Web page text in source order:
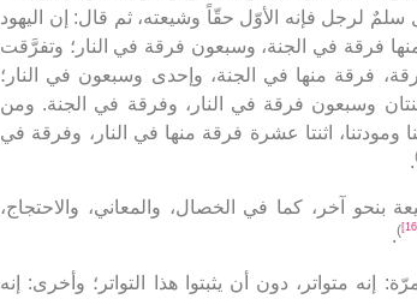
لرجل فإنه الأوّل حقّاً وشيعته، ثم قال: إن اليهود
فرقة في الجنة، وسبعون فرقة في النار؛ وتفرَّقت
فرقة منها في الجنة، وإحدى وسبعون في النار؛
وسبعون فرقة في النار، وفرقة في الجنة. ومن
ومودتنا، اثنتا عشرة فرقة منها في النار، وفرقة في
.
بنحو آخر، كما في الخصال، والمعاني، والاحتجاج،
)
.
متواتر، دون أن يثبتوا هذا التواتر؛ وأخرى: إنه